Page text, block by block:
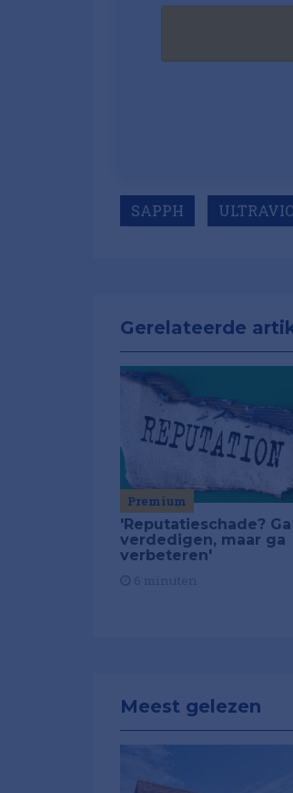
SAPPH
Gerelateerde
Premium
'Reputatieschade?
verdedigen, maar ga
verbeteren'
Meest gelezen